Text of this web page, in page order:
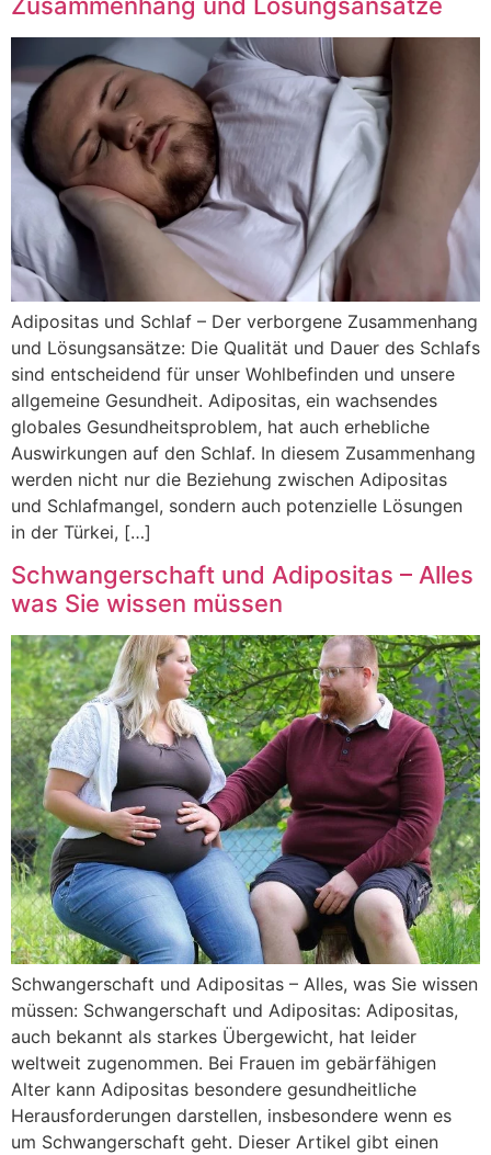
Adipositas und Schlaf – Der verborgene Zusammenhang
und Lösungsansätze: Die Qualität und Dauer des Schlafs
sind entscheidend für unser Wohlbefinden und unsere
allgemeine Gesundheit. Adipositas, ein wachsendes
globales Gesundheitsproblem, hat auch erhebliche
Auswirkungen auf den Schlaf. In diesem Zusammenhang
werden nicht nur die Beziehung zwischen Adipositas
und Schlafmangel, sondern auch potenzielle Lösungen
in der Türkei, […]
Schwangerschaft und Adipositas – Alles
was Sie wissen müssen
Schwangerschaft und Adipositas – Alles, was Sie wissen
müssen: Schwangerschaft und Adipositas: Adipositas,
auch bekannt als starkes Übergewicht, hat leider
weltweit zugenommen. Bei Frauen im gebärfähigen
Alter kann Adipositas besondere gesundheitliche
Herausforderungen darstellen, insbesondere wenn es
um Schwangerschaft geht. Dieser Artikel gibt einen